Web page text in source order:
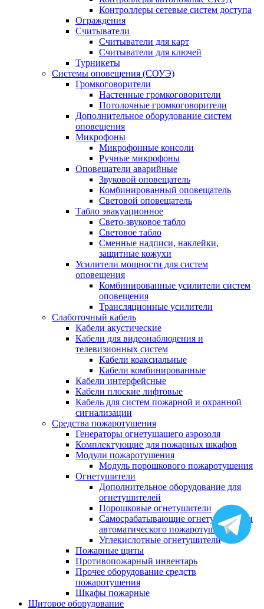
Контроллеры сетевые систем доступа
Ограждения
Считыватели
Считыватели для карт
Считыватели для ключей
Турникеты
Системы оповещения (СОУЭ)
Громкоговорители
Настенные громкоговорители
Потолочные громкоговорители
Дополнительное оборудование систем
оповещения
Микрофоны
Микрофонные консоли
Ручные микрофоны
Оповещатели аварийные
Звуковой оповещатель
Комбинированный оповещатель
Световой оповещатель
Табло эвакуационное
Свето-звуковое табло
Световое табло
Сменные надписи, наклейки,
защитные кожухи
Усилители мощности для систем
оповещения
Комбинированные усилители систем
оповещения
Трансляционные усилители
Слаботочный кабель
Кабели акустические
Кабели для видеонаблюдения и
телевизионных систем
Кабели коаксиальные
Кабели комбинированные
Кабели интерфейсные
Кабели плоские лифтовые
Кабель для систем пожарной и охранной
сигнализации
Средства пожаротушения
Генераторы огнетушащего аэрозоля
Комплектующие для пожарных шкафов
Модули пожаротушения
Модуль порошкового пожаротушения
Огнетушители
Дополнительное оборудование для
огнетушителей
Порошковые огнетушители
Самосрабатывающие огнетушители и
автоматического пожаротушения
Углекислотные огнетушители
Пожарные щиты
Противопожарный инвентарь
Прочее оборудование средств
пожаротушения
Шкафы пожарные
Щитовое оборудование